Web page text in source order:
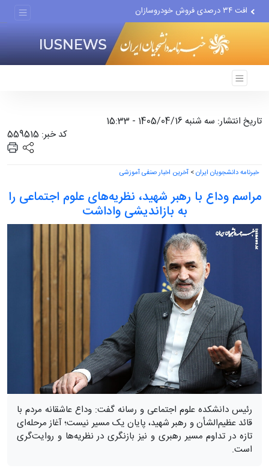
علل مرگ زنان در ایران
اعتراف رسانه‌های خارجی به...
تاریخ انتشار: سه شنبه 1405/04/16 - 15:33
کد خبر: 559515
خبرنامه دانشجویان ایران> آخرین اخبار صنفی آموزشی
مراسم وداع با رهبر شهید، نظریه‌های علوم اجتماعی را
به بازاندیشی واداشت
رئیس دانشکده علوم اجتماعی و رسانه گفت: وداع عاشقانه مردم با
قائد عظیم‌الشأن و رهبر شهید، پایان یک مسیر نیست؛ آغاز مرحله‌ای
تازه در تداوم مسیر رهبری و نیز بازنگری در نظریه‌ها و روایت‌گری
است.